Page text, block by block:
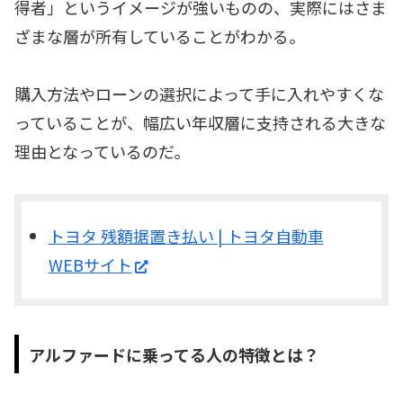
得者」というイメージが強いものの、実際にはさま
ざまな層が所有していることがわかる。
購入方法やローンの選択によって手に入れやすくな
っていることが、幅広い年収層に支持される大きな
理由となっているのだ。
トヨタ 残額据置き払い | トヨタ自動車
WEBサイト
アルファードに乗ってる人の特徴とは？